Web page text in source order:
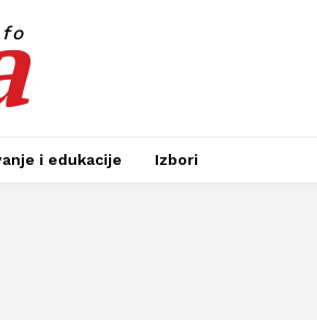
i edukacije Izbori